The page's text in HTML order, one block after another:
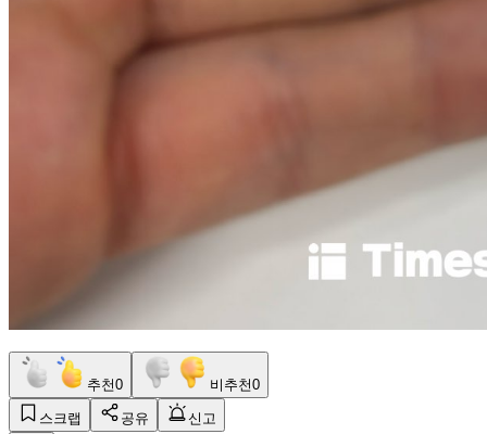
추천0 비추천0
스크랩 공유
신고